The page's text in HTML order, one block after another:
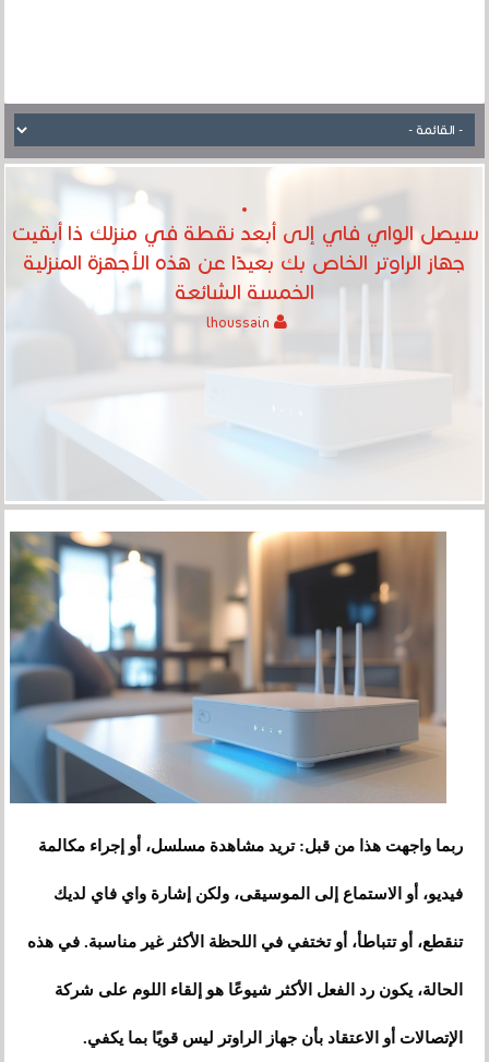
سيصل الواي فاي إلى أبعد نقطة في منزلك ذا أبقيت
جهاز الراوتر الخاص بك بعيدًا عن هذه الأجهزة المنزلية
الخمسة الشائعة
ربما واجهت هذا من قبل: تريد مشاهدة مسلسل، أو إجراء مكالمة
فيديو، أو الاستماع إلى الموسيقى، ولكن إشارة واي فاي لديك
تنقطع، أو تتباطأ، أو تختفي في اللحظة الأكثر غير مناسبة. في هذه
الحالة، يكون رد الفعل الأكثر شيوعًا هو إلقاء اللوم على شركة
الإتصالات أو الاعتقاد بأن جهاز الراوتر ليس قويًا بما يكفي.